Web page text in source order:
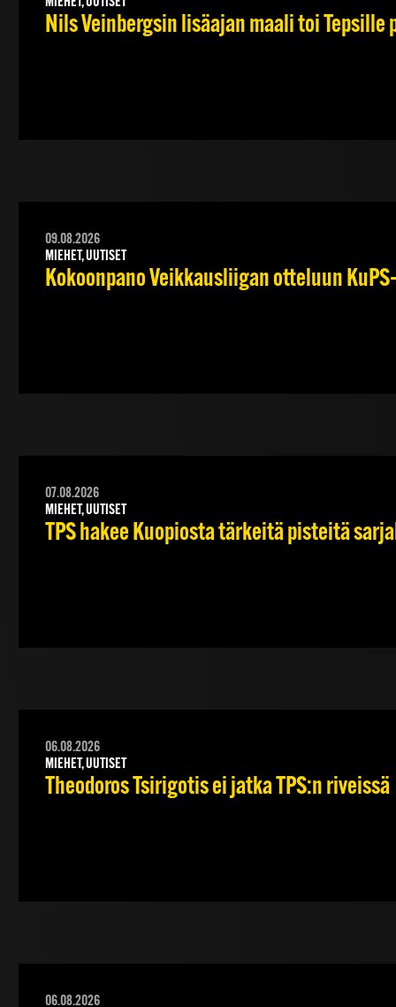
Nils Veinbergsin lisäajan maali toi Tepsille
09.08.2026
MIEHET, UUTISET
Kokoonpano Veikkausliigan otteluun
07.08.2026
MIEHET, UUTISET
TPS hakee Kuopiosta tärkeitä pisteitä
06.08.2026
MIEHET, UUTISET
Theodoros Tsirigotis ei jatka TPS:n riveissä
06.08.2026